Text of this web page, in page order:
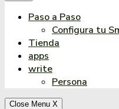
Paso a Paso
Configura tu
Tienda
apps
write
Persona
Close Menu X